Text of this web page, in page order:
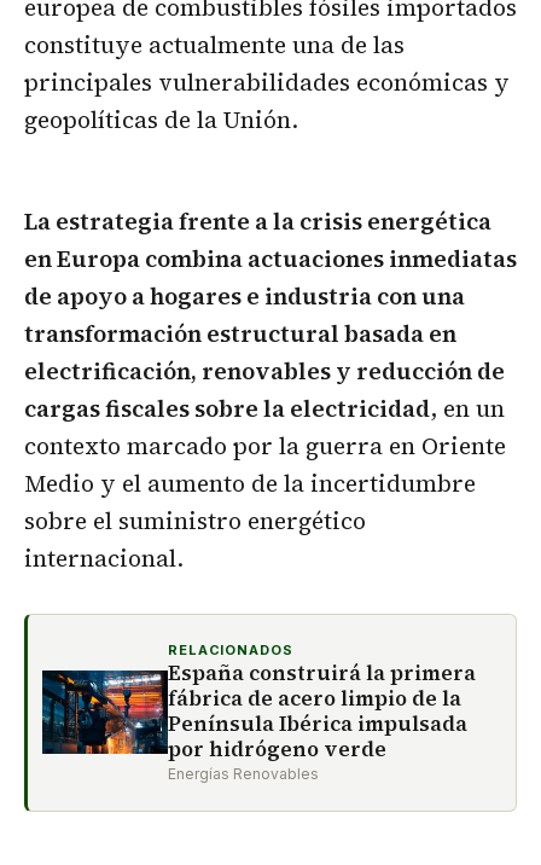
europea de combustibles fósiles importados
constituye actualmente una de las
principales vulnerabilidades económicas y
geopolíticas de la Unión.
La estrategia frente a la crisis energética
en Europa combina actuaciones inmediatas
de apoyo a hogares e industria con una
transformación estructural basada en
electrificación, renovables y reducción de
cargas fiscales sobre la electricidad, en un
contexto marcado por la guerra en Oriente
Medio y el aumento de la incertidumbre
sobre el suministro energético
internacional.
RELACIONADOS
España construirá la primera
fábrica de acero limpio de la
Península Ibérica impulsada
por hidrógeno verde
Energías Renovables